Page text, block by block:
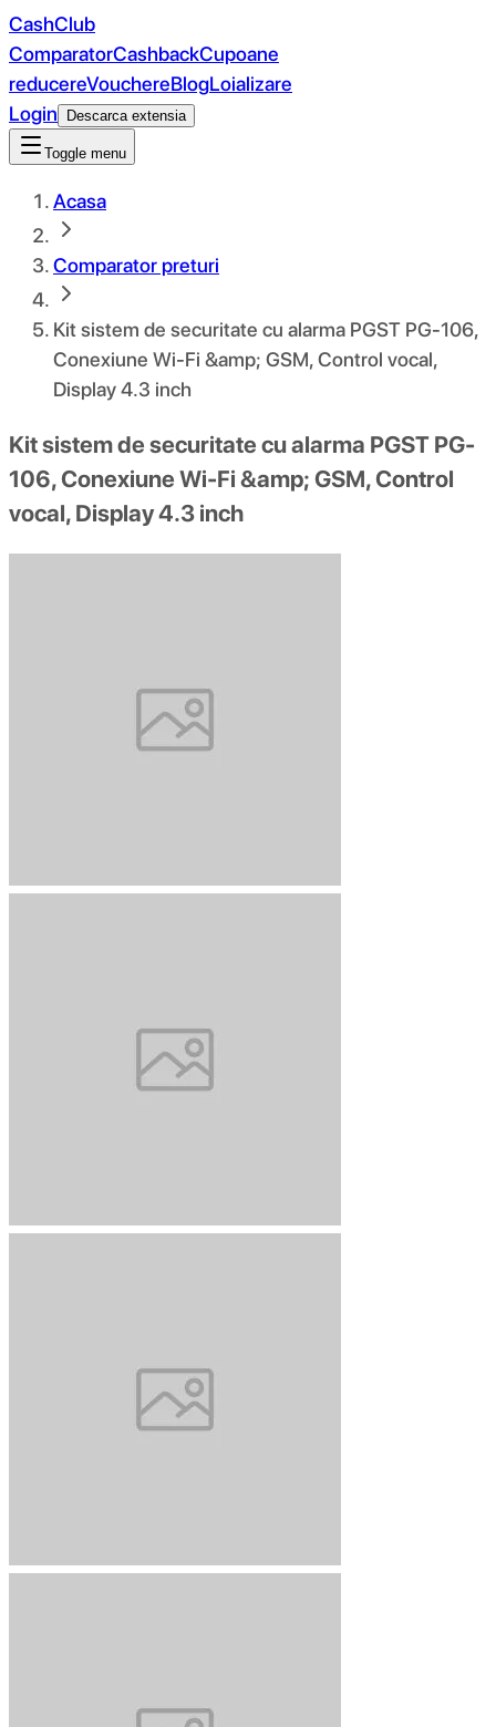
CashClub
ComparatorCashbackCupoane
reducereVouchereBlogLoializare
Login
Descarca extensia
Toggle menu
Acasa
Comparator preturi
Kit sistem de securitate cu alarma PGST PG-106,
Conexiune Wi-Fi &amp; GSM, Control vocal,
Display 4.3 inch
Kit sistem de securitate cu alarma PGST PG-
106, Conexiune Wi-Fi &amp; GSM, Control
vocal, Display 4.3 inch